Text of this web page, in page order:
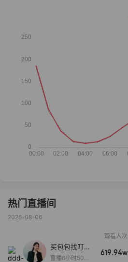
热门直播间
2026-08-06
观看人次
买包包找叮
当,一折购！
直播6小时50分
619.94w